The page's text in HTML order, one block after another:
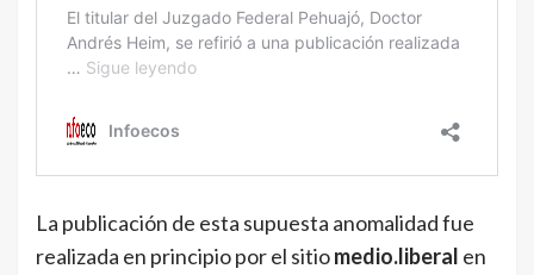
La publicación de esta supuesta anomalidad fue
realizada en principio por el sitiomedio.liberal en